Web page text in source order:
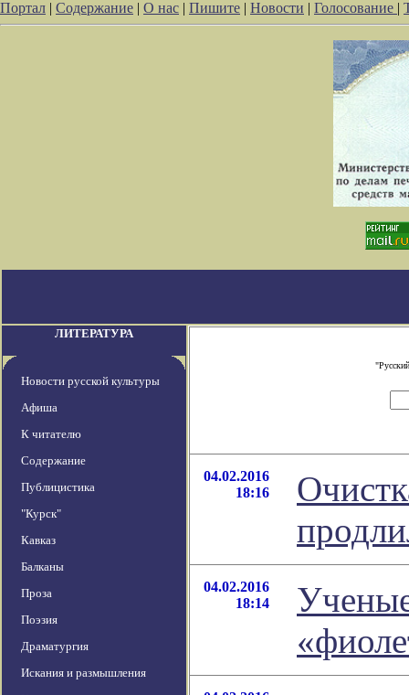
Портал | Содержание | О нас | Пишите | Новости | Голосование |
ЛИТЕРАТУРА
Новости русской культуры
Афиша
К читателю
Содержание
Публицистика
"Курск"
Кавказ
Балканы
Проза
Поэзия
Драматургия
Искания и размышления
04.02.2016
18:16
04.02.2016
18:14